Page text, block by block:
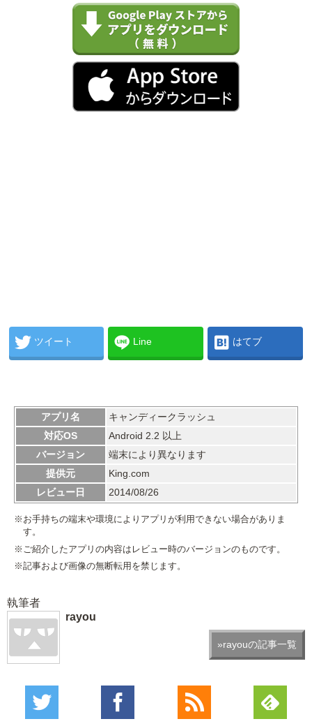
ツイート Line はてブ
アプリ名
キャンディークラッシュ
対応OS
Android 2.2 以上
バージョン
端末により異なります
提供元
King.com
レビュー日
2014/08/26
※お手持ちの端末や環境によりアプリが利用できない場合がありま
す。
※ご紹介したアプリの内容はレビュー時のバージョンのものです。
※記事および画像の無断転用を禁じます。
執筆者
rayou
»rayouの記事一覧